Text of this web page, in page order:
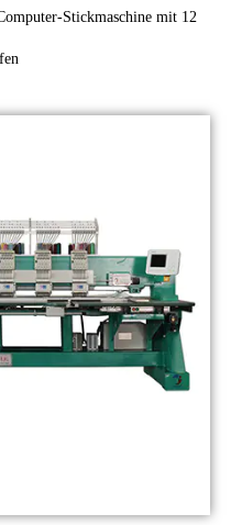
Stickmaschine mit 12